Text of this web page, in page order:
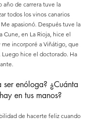
año de carrera tuve la
todos los vinos canarios
apasionó. Después tuve la
Cune, en La Rioja, hice el
incorporé a Viñátigo, que
Luego hice el doctorado. Ha
ser enóloga? ¿Cuánta
en tus manos?
de hacerte feliz cuando